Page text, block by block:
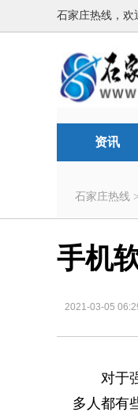
石家庄热线，欢
资讯
石家庄热线
手机
2021-03-05
对于
多人都有